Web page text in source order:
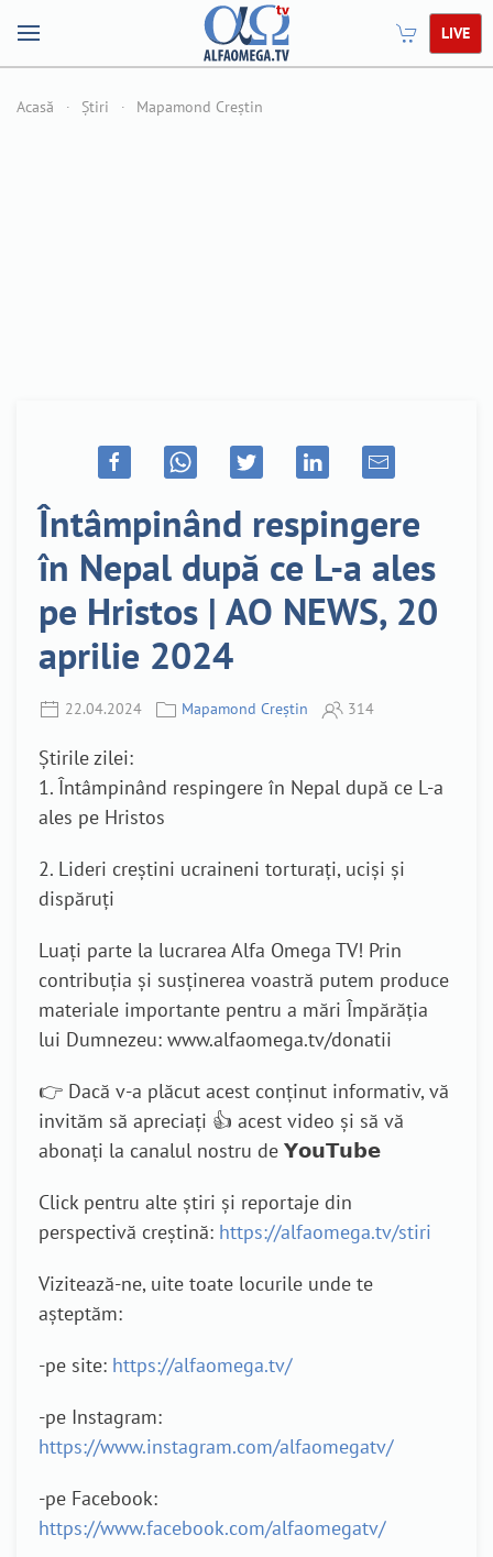
LIVE
Acasă Știri Mapamond Creștin
Întâmpinând respingere
în Nepal după ce L-a ales
pe Hristos | AO NEWS, 20
aprilie 2024
22.04.2024 Mapamond Creștin 314
Știrile zilei:
1. Întâmpinând respingere în Nepal după ce L-a
ales pe Hristos
2. Lideri creștini ucraineni torturați, uciși și
dispăruți
Luați parte la lucrarea Alfa Omega TV! Prin
contribuția și susținerea voastră putem produce
materiale importante pentru a mări Împărăția
lui Dumnezeu: www.alfaomega.tv/donatii
👉 Dacă v-a plăcut acest conținut informativ, vă
invităm să apreciați 👍 acest video și să vă
abonați la canalul nostru de 𝗬𝗼𝘂𝗧𝘂𝗯𝗲
Click pentru alte știri și reportaje din
perspectivă creștină: https://alfaomega.tv/stiri
Vizitează-ne, uite toate locurile unde te
așteptăm:
-pe site: https://alfaomega.tv/
-pe Instagram:
https://www.instagram.com/alfaomegatv/
-pe Facebook:
https://www.facebook.com/alfaomegatv/